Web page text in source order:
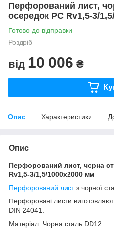
Перфорований лист,
осередок PC Rv1,5-3/
Готово до відправки
Роздріб
від 10 006 ₴
Опис Характеристики
Опис
Перфорований лист, чорна
Rv1,5-3/1,5/1000x2000 мм
Перфорований листз чорної
Перфоровані листи
DIN 24041.
Матеріал: Чорна сталь DD12